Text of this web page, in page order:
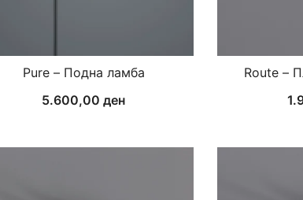
Pure – Подна ламба
5.600,00ден
Route –